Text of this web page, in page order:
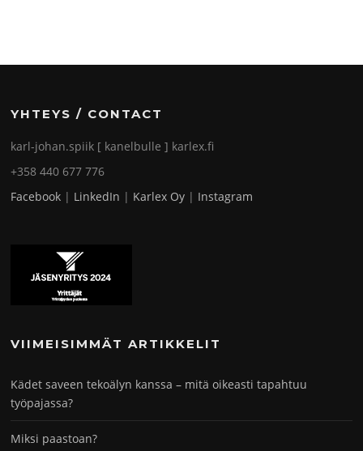
YHTEYS / CONTACT
karl-johan.spiik [ kanelbulle ] karlex.fi
+358 440 677 776
Facebook | LinkedIn | Karlex Oy | Instagram
VIIMEISIMMÄT ARTIKKELIT
Kädet saveen tekoälyn kanssa – mitä oikeasti tapahtuu
työpajassa?
Miksi paastoan?